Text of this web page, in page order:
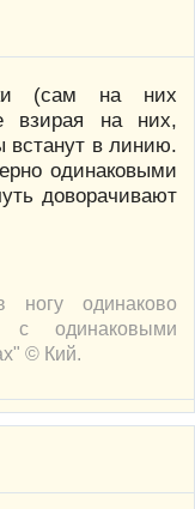
(сам на них
взирая на них,
встанут в линию.
одинаковыми
доворачивают
одинаково
с одинаковыми
© Кий.